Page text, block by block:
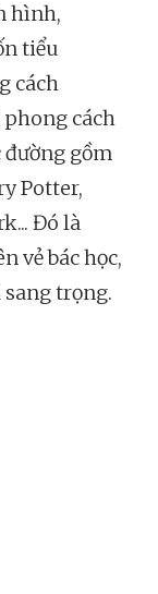
hình,
tiểu
cách
cách
đường gồm
Potter,
Đó là
vẻ bác học,
trọng.